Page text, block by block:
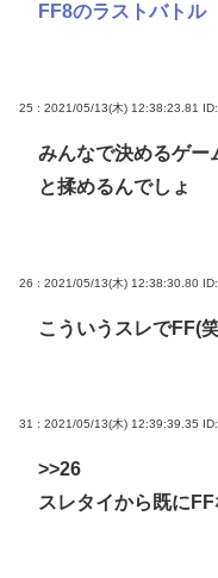
FF8のラストバトル
25 : 2021/05/13(木) 12:38:23.81
みんなで決めるゲー
と揉めるんでしょ
26 : 2021/05/13(木) 12:38:30.80
こういうスレでFF(
31 : 2021/05/13(木) 12:39:39.35
>>26
スレタイから既に